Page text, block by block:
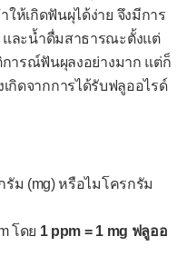
acid)
ห้เกิดฟันผุได้ง่าย จึงมีการ
และน้ำดื่มสาธารณะตั้งแต่
ารณ์ฟันผุลงอย่างมาก แต่ก็
เกิดจากการได้รับฟลูออไรด์
ม (mg) หรือไมโครกรัม
โดย 1 ppm = 1 mg ฟลูออ